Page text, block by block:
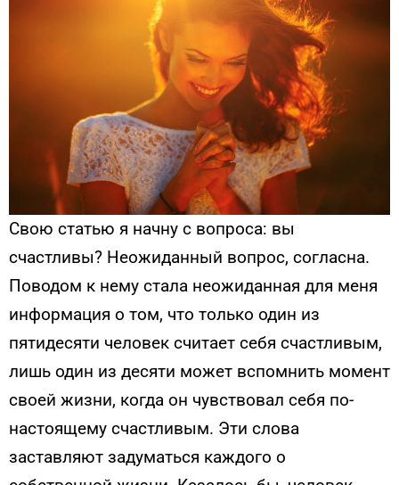
Свою статью я начну с вопроса: вы
счастливы? Неожиданный вопрос, согласна.
Поводом к нему стала неожиданная для меня
информация о том, что только один из
пятидесяти человек считает себя счастливым,
лишь один из десяти может вспомнить момент
своей жизни, когда он чувствовал себя по-
настоящему счастливым. Эти слова
заставляют задуматься каждого о